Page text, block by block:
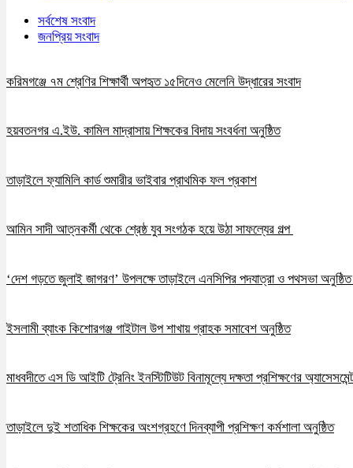
সর্বশেষ সংবাদ
জনপ্রিয় সংবাদ
করিমগঞ্জে ৭ম শ্রেণির শিক্ষার্থী অপহৃত ১৫দিনেও মেলেনি উদ্ধারের সংবাদ
হয়বতনগর এ.ইউ. কামিল মাদ্রাসায় শিক্ষকের বিদায় সংবর্ধনা অনুষ্ঠিত
তাড়াইলে ফ্যামিলি কার্ড শুমারীর ভাইবার প্রাথমিক ফল প্রকাশ
আমিন সাদী আত্নকর্মী থেকে শ্রেষ্ঠ যুব সংগঠক হয়ে উঠা সাফল্যের গল্প
‘দেশ গড়তে জুলাই জাগরণ’ উপলক্ষে তাড়াইলে এনসিপির পদযাত্রা ও পথসভা অনুষ্ঠিত
ইসলামী ব্যাংক কিশোরগঞ্জ গাইটাল উপ শাখায় গ্রাহক সমাবেশ অনুষ্ঠিত
মাধবদীতে এস ডি আইটি ট্রেনিং ইনস্টিটিউট বিনামূল্যে দক্ষতা প্রশিক্ষণের
তাড়াইলে দুই শতাধিক শিক্ষকের অংশগ্রহণে দিনব্যাপী প্রশিক্ষণ কর্মশালা অনুষ্ঠিত